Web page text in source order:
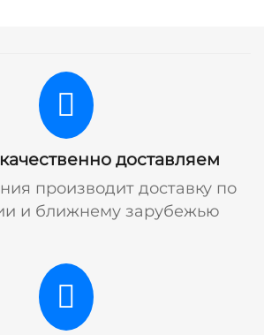
доставляем
производит доставку по
и ближнему зарубежью